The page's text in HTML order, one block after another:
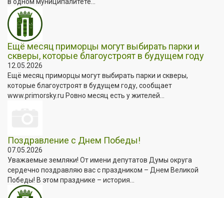
Ещё месяц приморцы могут выбирать парки и
скверы, которые благоустроят в будущем году
12.05.2026
Ещё месяц приморцы могут выбирать парки и скверы,
которые благоустроят в будущем году, сообщает
www.primorsky.ru Ровно месяц есть у жителей...
Поздравление с Днем Победы!
07.05.2026
Уважаемые земляки! От имени депутатов Думы округа
сердечно поздравляю вас с праздником – Днем Великой
Победы! В этом празднике – история...